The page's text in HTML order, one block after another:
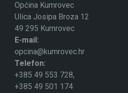
Općina Kumrovec
Ulica Josipa Broza 12
49 295 Kumrovec
E-mail:
opcina@kumrovec.hr
Telefon:
+385 49 553 728,
+385 49 501 174